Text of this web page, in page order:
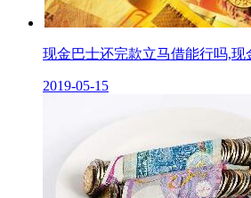
现金巴士还完款立马借能行吗,现
2019-05-15